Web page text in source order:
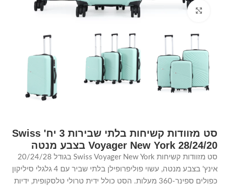
Click to enlarge
סט מזוודות קשיחות בלתי שבירות 3 יח' Swiss
Voyager New York 28/24/20 בצבע מנטה
סט מזוודות קשיחות Swiss Voyager New York בגודל 20/24/28
אינץ' בצבע מנטה, עשוי פוליפרופילן בלתי שביר עם 4 גלגלי סיליקון
כפולים ספינר-360 מעלות. הסט כולל ידית טרולי טלסקופית, ידיות